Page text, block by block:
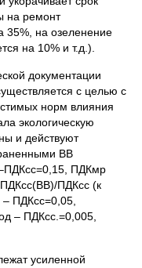
на ремонт
35%, на озеленение
на 10% и т.д.).
документации
с целью с
норм влияния
экологическую
и действуют
ВВ
ПДКмр
ПДКсс (к
ПДКсс=0,05,
– ПДКсс.=0,005,
усиленной